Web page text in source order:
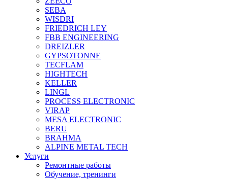
SEBA
WISDRI
FRIEDRICH LEY
FBB ENGINEERING
DREIZLER
GYPSOTONNE
TECFLAM
HIGHTECH
KELLER
LINGL
PROCESS ELECTRONIC
VIRAP
MESA ELECTRONIC
BERU
BRAHMA
ALPINE METAL TECH
Услуги
Ремонтные работы
Обучение, тренинги